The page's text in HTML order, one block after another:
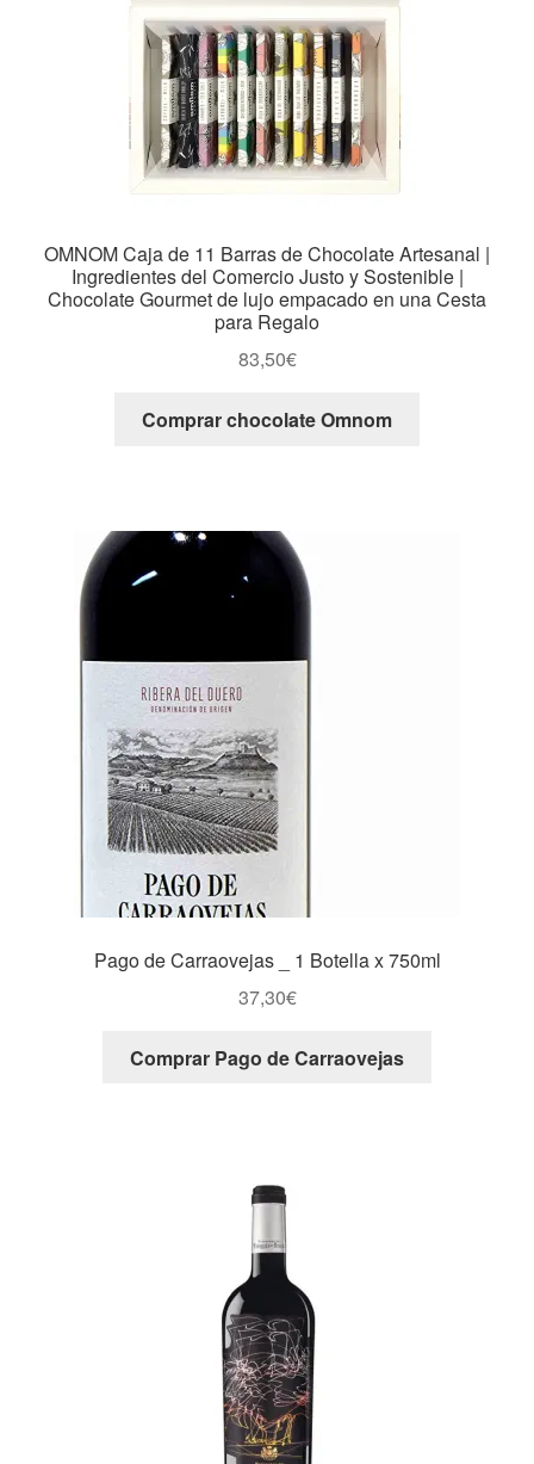
OMNOM Caja de 11 Barras de Chocolate Artesanal |
Ingredientes del Comercio Justo y Sostenible |
Chocolate Gourmet de lujo empacado en una Cesta
para Regalo
83,50€
Comprar chocolate Omnom
Pago de Carraovejas _ 1 Botella x 750ml
37,30€
Comprar Pago de Carraovejas